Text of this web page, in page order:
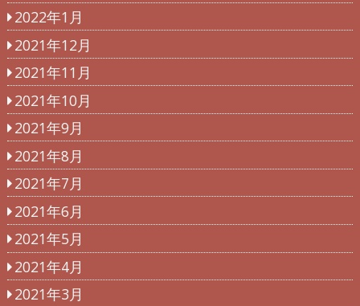
2022年1月
2021年12月
2021年11月
2021年10月
2021年9月
2021年8月
2021年7月
2021年6月
2021年5月
2021年4月
2021年3月